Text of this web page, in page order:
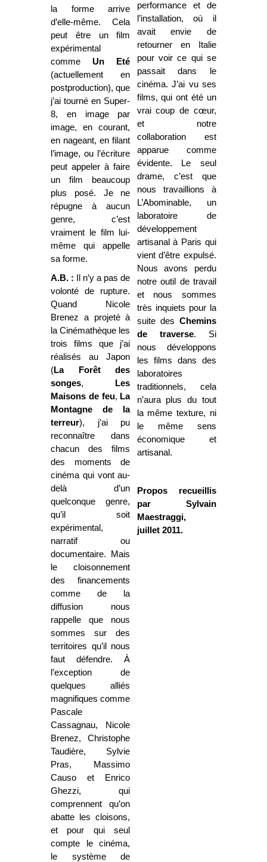
la forme arrive
d’elle-même. Cela
peut être un film
expérimental
commeUn Eté
(actuellement en
postproduction), que
j’ai tourné en Super-
8, en image par
image, en courant,
en nageant, en filant
l’image, ou l’écriture
peut appeler à faire
un film beaucoup
plus posé. Je ne
répugne à aucun
genre, c’est
vraiment le film lui-
même qui appelle
sa forme.
A.B. : Il n’y a pas de
volonté de rupture.
Quand Nicole
Brenez a projeté à
la Cinémathèque les
trois films que j’ai
réalisés au Japon
(La Forêtdes
songes, Les
Maisons de feu, La
Montagne de la
terreur), j’ai pu
reconnaître dans
chacun des films
des moments de
cinéma qui vont au-
delà d’un
quelconque genre,
qu’il soit
expérimental,
narratif ou
documentaire. Mais
le cloisonnement
des financements
comme de la
diffusion nous
rappelle que nous
sommes sur des
territoires qu’il nous
faut défendre. À
l’exception de
quelques alliés
magnifiques comme
Pascale
Cassagnau, Nicole
Brenez, Christophe
Taudière, Sylvie
Pras, Massimo
Causo et Enrico
Ghezzi, qui
comprennent qu’on
abatte les cloisons,
et pour qui seul
compte le cinéma,
le système de
performance et de
l’installation, où il
avait envie de
retourner en Italie
pour voir ce qui se
passait dans le
cinéma. J’ai vu ses
films, qui ont été un
vrai coup de cœur,
et notre
collaboration est
apparue comme
évidente. Le seul
drame, c’est que
nous travaillions à
L’Abominable, un
laboratoire de
développement
artisanal à Paris qui
vient d’être expulsé.
Nous avons perdu
notre outil de travail
et nous sommes
très inquiets pour la
suite des Chemins
de traverse. Si
nous développons
les films dans des
laboratoires
traditionnels, cela
n’aura plus du tout
la même texture, ni
le même sens
économique et
artisanal.
Propos recueillis
par Sylvain
Maestraggi,
juillet 2011.